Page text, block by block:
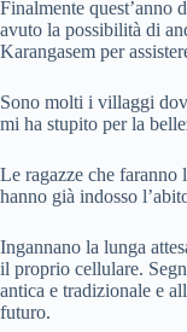
Finalmente
avuto la possibilità di
Karangasem per
Sono molti i villaggi
mi ha stupito per la
Le ragazze che faranno
hanno già indosso
Ingannano la lunga
il proprio cellulare.
antica e tradizionale e
futuro.